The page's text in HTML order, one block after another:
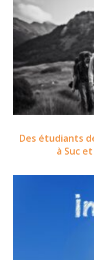
Des étudiants
à Suc